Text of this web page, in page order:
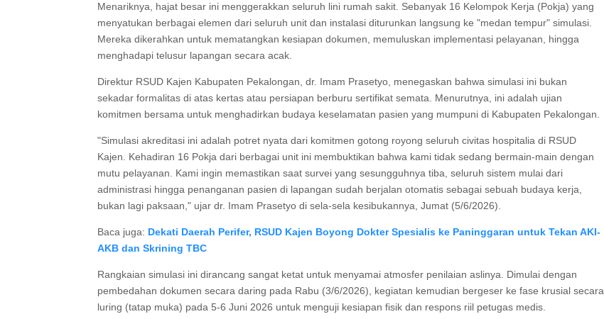
Menariknya, hajat besar ini menggerakkan seluruh lini rumah sakit. Sebanyak 16 Kelompok Kerja (Pokja) yang
menyatukan berbagai elemen dari seluruh unit dan instalasi diturunkan langsung ke "medan tempur" simulasi.
Mereka dikerahkan untuk mematangkan kesiapan dokumen, memuluskan implementasi pelayanan, hingga
menghadapi telusur lapangan secara acak.
Direktur RSUD Kajen Kabupaten Pekalongan, dr. Imam Prasetyo, menegaskan bahwa simulasi ini bukan
sekadar formalitas di atas kertas atau persiapan berburu sertifikat semata. Menurutnya, ini adalah ujian
komitmen bersama untuk menghadirkan budaya keselamatan pasien yang mumpuni di Kabupaten Pekalongan.
"Simulasi akreditasi ini adalah potret nyata dari komitmen gotong royong seluruh civitas hospitalia di RSUD
Kajen. Kehadiran 16 Pokja dari berbagai unit ini membuktikan bahwa kami tidak sedang bermain-main dengan
mutu pelayanan. Kami ingin memastikan saat survei yang sesungguhnya tiba, seluruh sistem mulai dari
administrasi hingga penanganan pasien di lapangan sudah berjalan otomatis sebagai sebuah budaya kerja,
bukan lagi paksaan," ujar dr. Imam Prasetyo di sela-sela kesibukannya, Jumat (5/6/2026).
Baca juga: Dekati Daerah Perifer, RSUD Kajen Boyong Dokter Spesialis ke Paninggaran untuk Tekan AKI-
AKB dan Skrining TBC
Rangkaian simulasi ini dirancang sangat ketat untuk menyamai atmosfer penilaian aslinya. Dimulai dengan
pembedahan dokumen secara daring pada Rabu (3/6/2026), kegiatan kemudian bergeser ke fase krusial secara
luring (tatap muka) pada 5-6 Juni 2026 untuk menguji kesiapan fisik dan respons riil petugas medis.